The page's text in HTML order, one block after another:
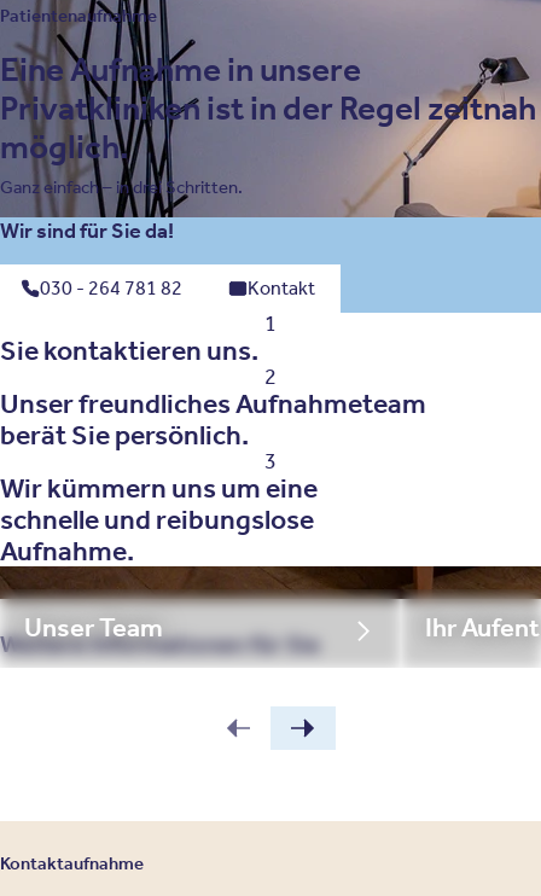
Patientenaufnahme
Eine Aufnahme in unsere
Privatkliniken ist in der Regel zeitnah
möglich.
Ganz einfach – in drei Schritten.
Wir sind für Sie da!
030 - 264 781 82 Kontakt
1
Sie kontaktieren uns.
2
Unser freundliches Aufnahmeteam
berät Sie persönlich.
3
Wir kümmern uns um eine
schnelle und reibungslose
Aufnahme.
Weitere Informationen für Sie
Unser Team Ihr
Kontaktaufnahme